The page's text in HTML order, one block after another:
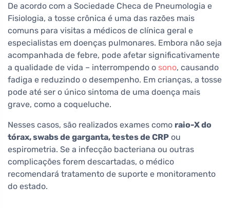
De acordo com a Sociedade Checa de Pneumologia e
Fisiologia, a tosse crônica é uma das razões mais
comuns para visitas a médicos de clínica geral e
especialistas em doenças pulmonares. Embora não seja
acompanhada de febre, pode afetar significativamente
a qualidade de vida – interrompendo o sono, causando
fadiga e reduzindo o desempenho. Em crianças, a tosse
pode até ser o único sintoma de uma doença mais
grave, como a coqueluche.
Nesses casos, são realizados exames como raio-X do
tórax, swabs de garganta, testes de CRP ou
espirometria. Se a infecção bacteriana ou outras
complicações forem descartadas, o médico
recomendará tratamento de suporte e monitoramento
do estado.